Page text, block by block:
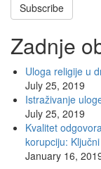
Subscribe
Zadnje
Uloga religije u
July 25, 2019
Istraživanje
July 25, 2019
Kvalitet
korupciju:
January 16,